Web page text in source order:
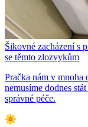
Šikovné zacházení s
se těmto zlozvykům
Pračka nám v mnoha
nemusíme dodnes
správné péče.